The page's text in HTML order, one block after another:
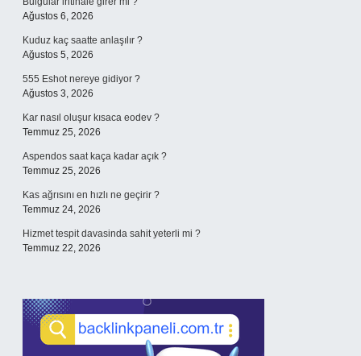
Ağustos 6, 2026
Kuduz kaç saatte anlaşılır ?
Ağustos 5, 2026
555 Eshot nereye gidiyor ?
Ağustos 3, 2026
Kar nasıl oluşur kısaca eodev ?
Temmuz 25, 2026
Aspendos saat kaça kadar açık ?
Temmuz 25, 2026
Kas ağrısını en hızlı ne geçirir ?
Temmuz 24, 2026
Hizmet tespit davasinda sahit yeterli mi ?
Temmuz 22, 2026